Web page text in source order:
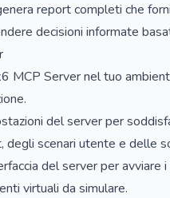
report completi che
decisioni informate
MCP Server nel tuo
del server per
scenari utente e delle
del server per
virtuali da simulare.